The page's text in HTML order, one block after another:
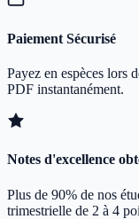
Paiement Sécurisé
Payez en espèces lors
PDF instantanément.
Notes d'excellence
Plus de 90% de nos
trimestrielle de 2 à 4